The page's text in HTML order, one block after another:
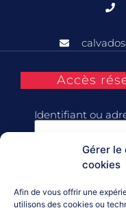
Gérer le
cookies
Afin de vous offrir une
utilisons des cookies ou
Accès
Identifiant ou
Mot de passe
Se souvenir de